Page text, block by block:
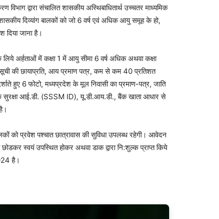
द्वारा संचालित शासकीय अस्थिबाधितार्थ उच्चतर माध्यमिक
दिव्यांग बालकों को जो 6 वर्ष एवं अधिक आयु समूह के हो,
दिया जाना है।
अर्हताओं में कक्षा 1 में आयु सीमा 6 वर्ष अधिक अथवा कक्षा
की छायाप्रति, आय प्रमाण पत्र, कम से कम 40 प्रतिशत
हुए 6 फोटो, मध्यप्रदेश के मूल निवासी का प्रमाण-पत्र, जाति
सुरक्षा आई.डी. (SSSM ID), यू.डी.आय.डी., बैंक खाता आधार से
को प्रवेश पश्चात छात्रावास की सुविधा उपलब्ध रहेगी। आवेदन
स्वयं उपस्थित होकर अथवा डाक द्वारा नि:शुल्क प्राप्त किये
है।